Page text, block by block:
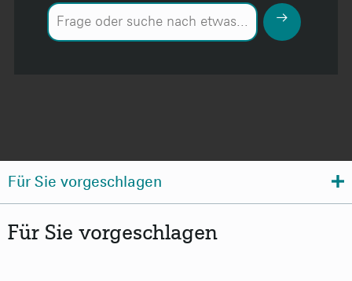
Für Sie vorgeschlagen
Für Sie vorgeschlagen